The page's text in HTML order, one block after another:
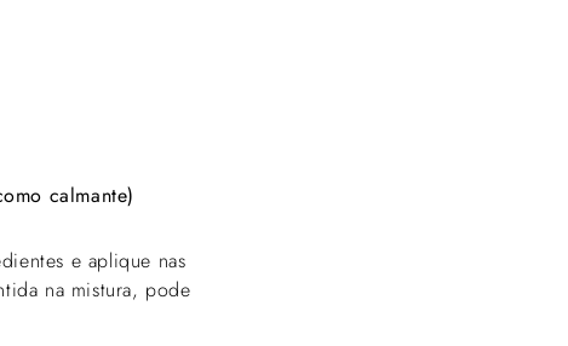
calmante)
e aplique nas
na mistura, pode